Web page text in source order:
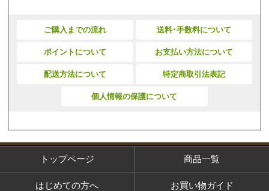
ご購入までの流れ 送料･手数料について
ポイントについて お支払い方法について
配送方法について 特定商取引法表記
個人情報の保護について
トップページ 商品一覧
はじめての方へ お買い物ガイド